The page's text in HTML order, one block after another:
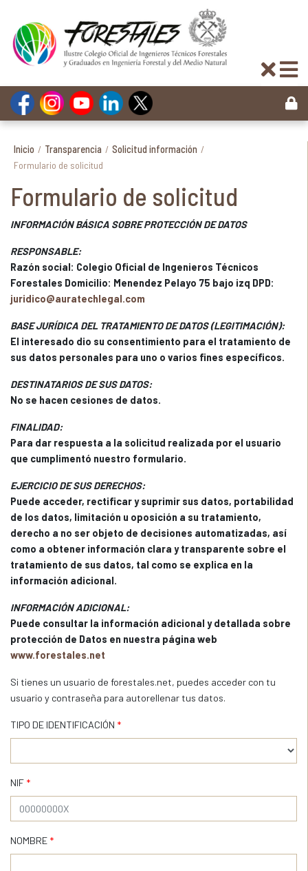
Inicio / Transparencia / Solicitud información /
Formulario de solicitud
Formulario de solicitud
INFORMACIÓN BÁSICA SOBRE PROTECCIÓN DE DATOS
RESPONSABLE:
Razón social: Colegio Oficial de Ingenieros Técnicos
Forestales Domicilio: Menendez Pelayo 75 bajo izq DPD:
juridico@auratechlegal.com
BASE JURÍDICA DEL TRATAMIENTO DE DATOS (LEGITIMACIÓN):
El interesado dio su consentimiento para el tratamiento de
sus datos personales para uno o varios fines específicos.
DESTINATARIOS DE SUS DATOS:
No se hacen cesiones de datos.
FINALIDAD:
Para dar respuesta a la solicitud realizada por el usuario
que cumplimentó nuestro formulario.
EJERCICIO DE SUS DERECHOS:
Puede acceder, rectificar y suprimir sus datos, portabilidad
de los datos, limitación u oposición a su tratamiento,
derecho a no ser objeto de decisiones automatizadas, así
como a obtener información clara y transparente sobre el
tratamiento de sus datos, tal como se explica en la
información adicional.
INFORMACIÓN ADICIONAL:
Puede consultar la información adicional y detallada sobre
protección de Datos en nuestra página web
www.forestales.net
Si tienes un usuario de forestales.net, puedes acceder con tu
usuario y contraseña para autorellenar tus datos.
TIPO DE IDENTIFICACIÓN *
NIF *
NOMBRE *